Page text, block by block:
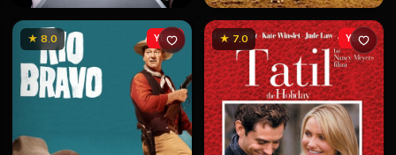
★ 8.0 YENİ ★ 7.0 YENİ